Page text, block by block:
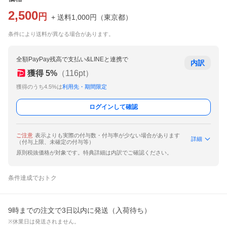
2,500 円 + 送料1,000円 （東京都）
条件により送料が異なる場合があります。
全額PayPay残高で支払い&LINEと連携で
獲得 5% （116pt）
獲得のうち4.5%は利用先・期間限定
内訳
ログインして確認
ご注意 表示よりも実際の付与数・付与率が少ない場合があります
（付与上限、未確定の付与等）
詳細
原則税抜価格が対象です。特典詳細は内訳でご確認ください。
条件達成でおトク
9時までの注文で3日以内に発送（入荷待ち）
※休業日は発送されません。